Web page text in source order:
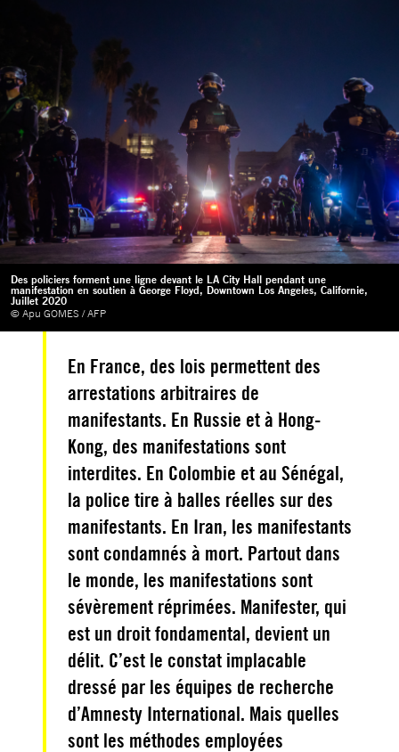
Des policiers forment une ligne devant le LA City Hall pendant une
manifestation en soutien à George Floyd, Downtown Los Angeles, Californie,
Juillet 2020
© Apu GOMES / AFP
En France, des lois permettent des
arrestations arbitraires de
manifestants. En Russie et à Hong-
Kong, des manifestations sont
interdites. En Colombie et au Sénégal,
la police tire à balles réelles sur des
manifestants. En Iran, les manifestants
sont condamnés à mort. Partout dans
le monde, les manifestations sont
sévèrement réprimées. Manifester, qui
est un droit fondamental, devient un
délit. C’est le constat implacable
dressé par les équipes de recherche
d’Amnesty International. Mais quelles
sont les méthodes employées